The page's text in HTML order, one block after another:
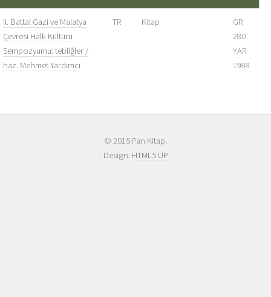
II. Battal Gazi ve Malatya
Çevresi Halk Kültürü
Sempozyumu: tebliğler /
haz. Mehmet Yardımcı
TR Kitap
GR
280
YAR
1988
© 2015 Pan Kitap.
Design: HTML5 UP